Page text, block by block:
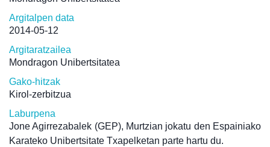
Argitalpen data
2014-05-12
Argitaratzailea
Mondragon Unibertsitatea
Gako-hitzak
Kirol-zerbitzua
Laburpena
Jone Agirrezabalek (GEP), Murtzian jokatu den Espainiako
Karateko Unibertsitate Txapelketan parte hartu du.